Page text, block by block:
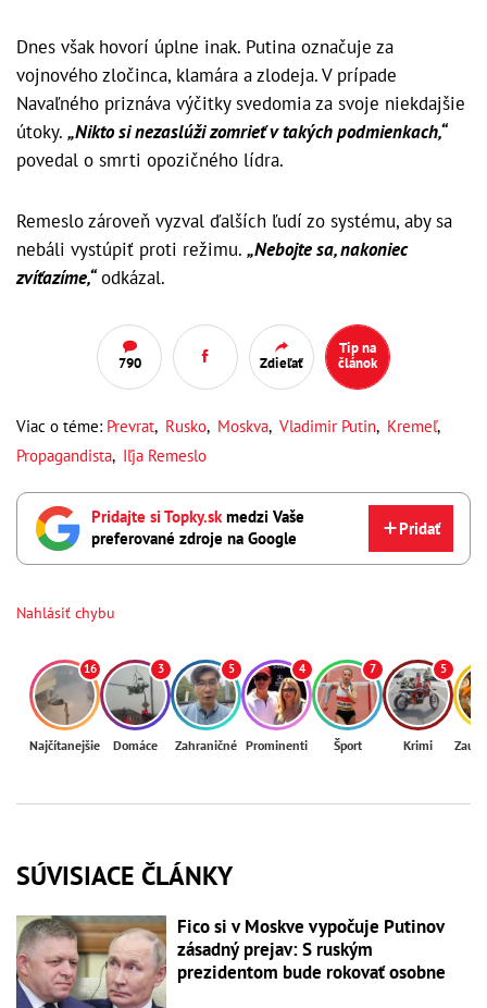
Dnes však hovorí úplne inak. Putina označuje za
vojnového zločinca, klamára a zlodeja. V prípade
Navaľného priznáva výčitky svedomia za svoje niekdajšie
útoky. „Nikto si nezaslúži zomrieť v takých podmienkach,“
povedal o smrti opozičného lídra.
Remeslo zároveň vyzval ďalších ľudí zo systému, aby sa
nebáli vystúpiť proti režimu. „Nebojte sa, nakoniec
zvíťazíme,“odkázal.
790 Zdieľať
Tip na
článok
Viac o téme: Prevrat, Rusko, Moskva, Vladimir Putin, Kremeľ,
Propagandista, Iľja Remeslo
Pridajte si Topky.skmedzi Vaše
preferované zdroje na Google
Pridať
Nahlásiť chybu
16
Najčítanejšie
3
Domáce
5
Zahraničné
4
Prominenti
7
Šport
5
Krimi
SÚVISIACE ČLÁNKY
Fico si v Moskve vypočuje Putinov
zásadný prejav: S ruským
prezidentom bude rokovať osobne